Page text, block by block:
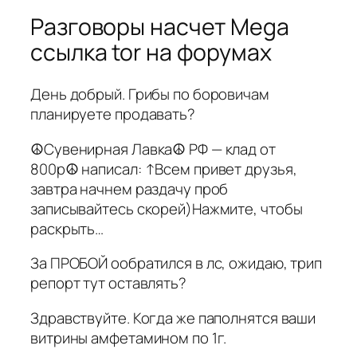
Разговоры насчет Mega
ссылка tor на форумах
День добрый. Грибы по боровичам
планируете продавать?
☮Сувенирная Лавка☮ РФ — клад от
800р☮ написал: ↑Всем привет друзья,
завтра начнем раздачу проб
записывайтесь скорей)Нажмите, чтобы
раскрыть…
За ПРОБОЙ ообратился в лс, ожидаю, трип
репорт тут оставлять?
Здравствуйте. Когда же паполнятся ваши
витрины амфетамином по 1г.